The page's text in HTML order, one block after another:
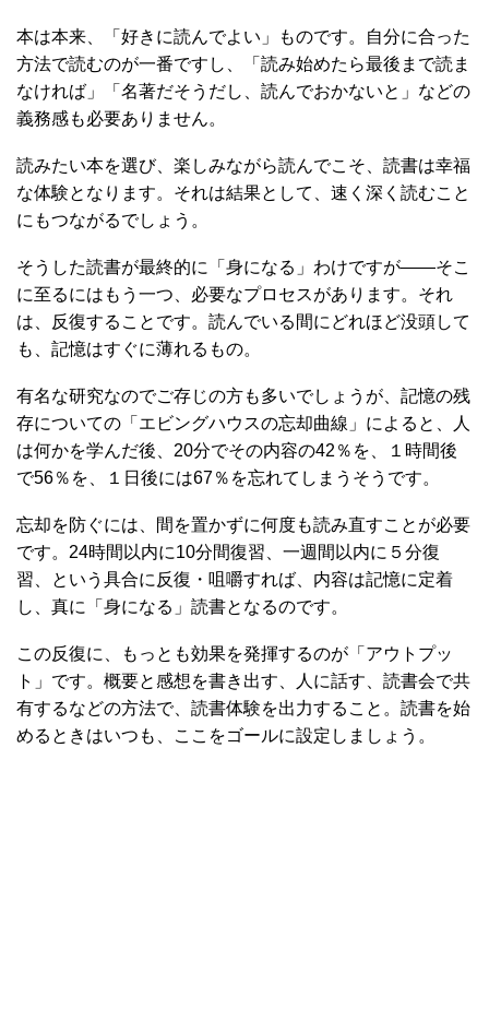
本は本来、「好きに読んでよい」ものです。自分に合った
方法で読むのが一番ですし、「読み始めたら最後まで読ま
なければ」「名著だそうだし、読んでおかないと」などの
義務感も必要ありません。
読みたい本を選び、楽しみながら読んでこそ、読書は幸福
な体験となります。それは結果として、速く深く読むこと
にもつながるでしょう。
そうした読書が最終的に「身になる」わけですが――そこ
に至るにはもう一つ、必要なプロセスがあります。それ
は、反復することです。読んでいる間にどれほど没頭して
も、記憶はすぐに薄れるもの。
有名な研究なのでご存じの方も多いでしょうが、記憶の残
存についての「エビングハウスの忘却曲線」によると、人
は何かを学んだ後、20分でその内容の42％を、１時間後
で56％を、１日後には67％を忘れてしまうそうです。
忘却を防ぐには、間を置かずに何度も読み直すことが必要
です。24時間以内に10分間復習、一週間以内に５分復
習、という具合に反復・咀嚼すれば、内容は記憶に定着
し、真に「身になる」読書となるのです。
この反復に、もっとも効果を発揮するのが「アウトプッ
ト」です。概要と感想を書き出す、人に話す、読書会で共
有するなどの方法で、読書体験を出力すること。読書を始
めるときはいつも、ここをゴールに設定しましょう。